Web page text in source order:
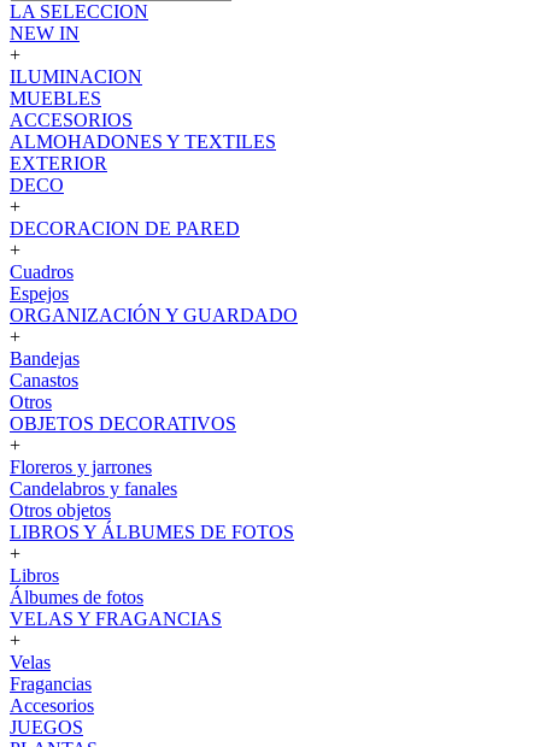
LA SELECCION
NEW IN
+
ILUMINACION
MUEBLES
ACCESORIOS
ALMOHADONES Y TEXTILES
EXTERIOR
DECO
+
DECORACION DE PARED
+
Cuadros
Espejos
ORGANIZACIÓN Y GUARDADO
+
Bandejas
Canastos
Otros
OBJETOS DECORATIVOS
+
Floreros y jarrones
Candelabros y fanales
Otros objetos
LIBROS Y ÁLBUMES DE FOTOS
+
Libros
Álbumes de fotos
VELAS Y FRAGANCIAS
+
Velas
Fragancias
Accesorios
JUEGOS